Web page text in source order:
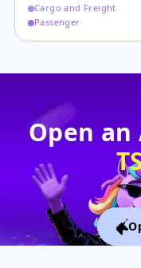
Cargo and Freight
Passenger
Open